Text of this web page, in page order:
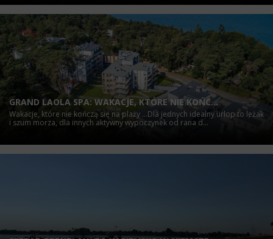
GRAND LAOLA SPA: WAKACJE, KTÓRE NIE KOŃC...
Wakacje, które nie kończą się na plaży ...Dla jednych idealny urlop to leżak
i szum morza, dla innych aktywny wypoczynek od rana d...